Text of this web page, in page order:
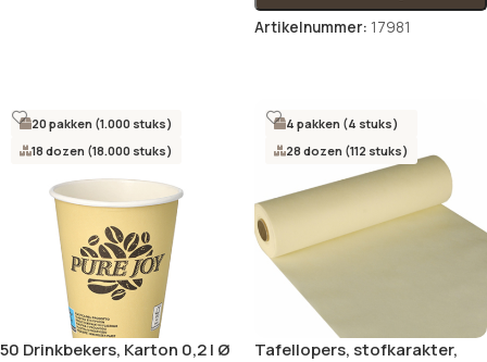
Artikelnummer: 17981
20 pakken (1.000 stuks)
18 dozen (18.000 stuks)
50 Drinkbekers, Karton 0,2 l Ø
4 pakken (4 stuks)
28 dozen (112 stuks)
Tafellopers, stofkarakter,